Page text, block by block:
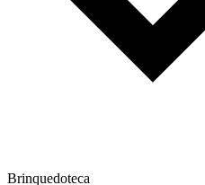
Brinquedoteca